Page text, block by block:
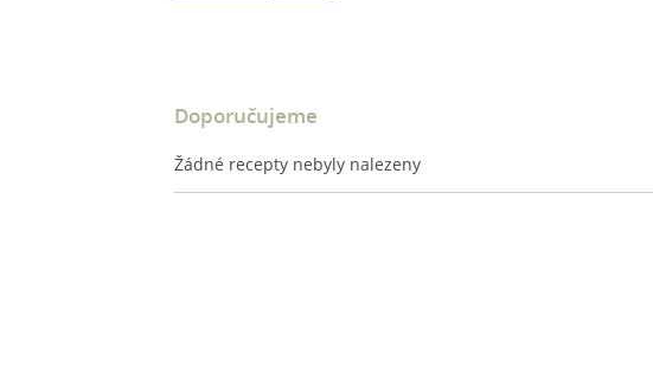
Doporučujeme
Žádné recepty nebyly nalezeny